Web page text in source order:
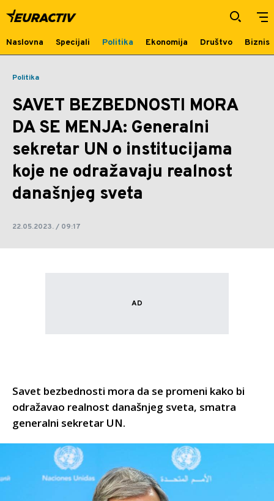
SAVET BEZBEDNOSTI MORA DA SE
MENJA: Generalni sekretar UN o
institucijama koje ne odražavaju
Naslovna Specijali Politika Ekonomija Društvo Biznis
Politika
SAVET BEZBEDNOSTI MORA
DA SE MENJA: Generalni
sekretar UN o institucijama
koje ne odražavaju realnost
današnjeg sveta
22.05.2023. / 09:17
Savet bezbednosti mora da se promeni kako bi
odražavao realnost današnjeg sveta, smatra
generalni sekretar UN.